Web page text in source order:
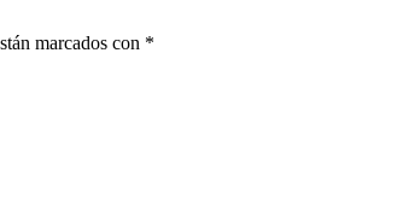
marcados con *